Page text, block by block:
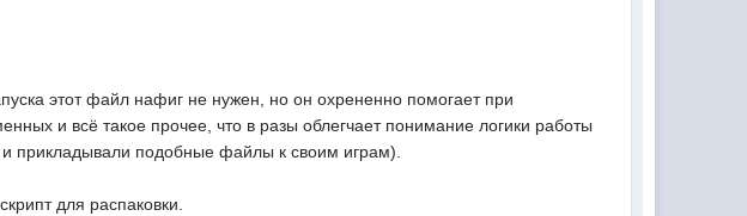
этот файл нафиг не нужен, но он охрененно помогает при
и всё такое прочее, что в разы облегчает понимание логики работы
прикладывали подобные файлы к своим играм).
для распаковки.